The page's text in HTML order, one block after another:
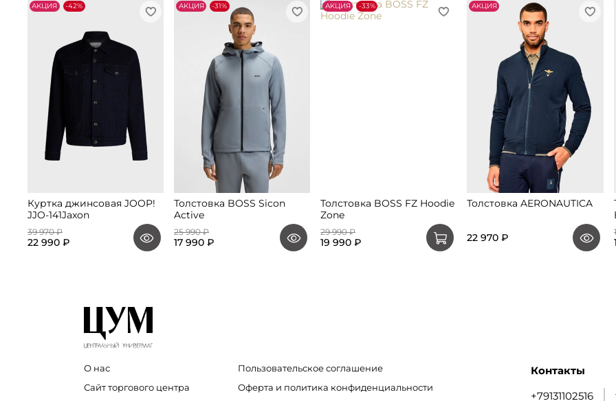
АKЦИЯ -42%
Куртка джинсовая JOOP!
JJO-141Jaxon
39 970 ₽
22 990 ₽
АKЦИЯ -31%
Толстовка BOSS Sicon
Active
25 990 ₽
17 990 ₽
АKЦИЯ -33%
Толстовка BOSS FZ Hoodie
Zone
29 990 ₽
19 990 ₽
АKЦИЯ
Толстовка AERONAUTICA
22 970 ₽
О нас
Сайт торгового центра
Пользовательское соглашение
Оферта и политика конфиденциальности
Контакты
+79131102516